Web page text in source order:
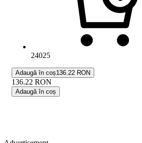
24025
Adaugă în coș136.22 RON
136.22 RON
Adaugă în coș